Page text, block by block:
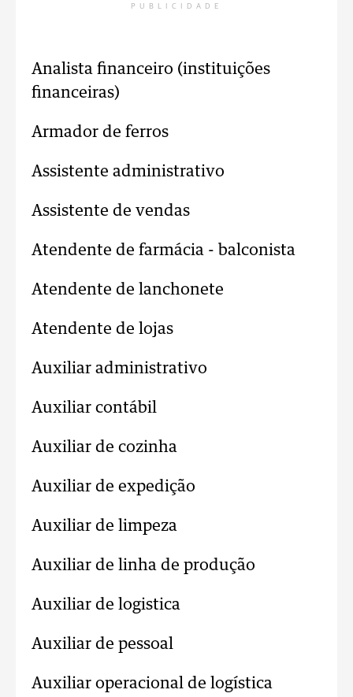
PUBLICIDADE
Analista financeiro (instituições
financeiras)
Armador de ferros
Assistente administrativo
Assistente de vendas
Atendente de farmácia - balconista
Atendente de lanchonete
Atendente de lojas
Auxiliar administrativo
Auxiliar contábil
Auxiliar de cozinha
Auxiliar de expedição
Auxiliar de limpeza
Auxiliar de linha de produção
Auxiliar de logistica
Auxiliar de pessoal
Auxiliar operacional de logística